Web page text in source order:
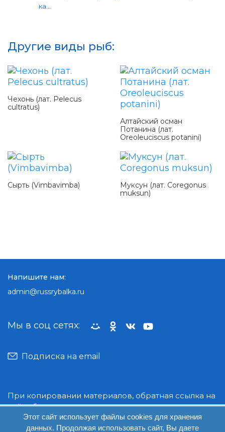
ка...
Другие виды рыб:
Чехонь (лат. Pelecus
cultratus)
Алтайский осман
Потанина (лат.
Oreoleuciscus potanini)
Сырть (Vimbavimba)
Муксун (лат. Coregonus
muksun)
При копировании материалов, обратная ссылка на
сайт обязательна.
© Руссрыбалка: 2018-2026
Мы в соц сетях:
Подписка на email
Напишите нам:
admin@russrybalka.ru
Этот сайт использует файлы cookies для хранения
данных. Продолжая использовать сайт, Вы даете